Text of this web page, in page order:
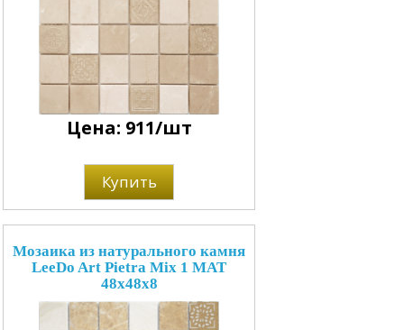
Цена: 911/шт
Купить
Мозаика из натурального камня
LeeDo Art Pietra Mix 1 MAT
48x48x8